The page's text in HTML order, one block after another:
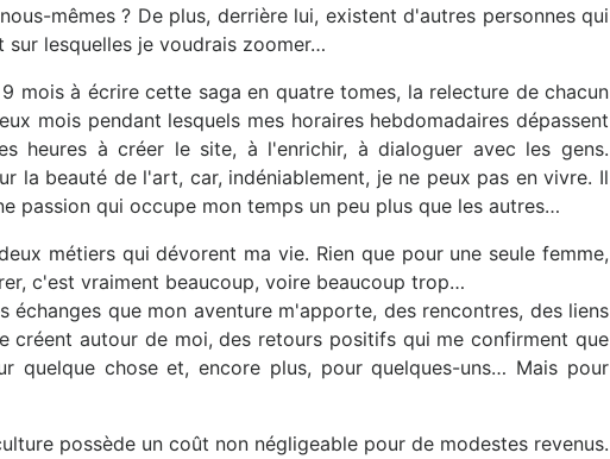
mêmes ? De plus, derrière lui, existent d'autres personnes qui
lesquelles je voudrais zoomer…
mois à écrire cette saga en quatre tomes, la relecture de chacun
mois pendant lesquels mes horaires hebdomadaires dépassent
heures à créer le site, à l'enrichir, à dialoguer avec les gens.
la beauté de l'art, car, indéniablement, je ne peux pas en vivre. Il
passion qui occupe mon temps un peu plus que les autres…
métiers qui dévorent ma vie. Rien que pour une seule femme,
c'est vraiment beaucoup, voire beaucoup trop…
échanges que mon aventure m'apporte, des rencontres, des liens
créent autour de moi, des retours positifs qui me confirment que
quelque chose et, encore plus, pour quelques-uns… Mais pour
possède un coût non négligeable pour de modestes revenus.